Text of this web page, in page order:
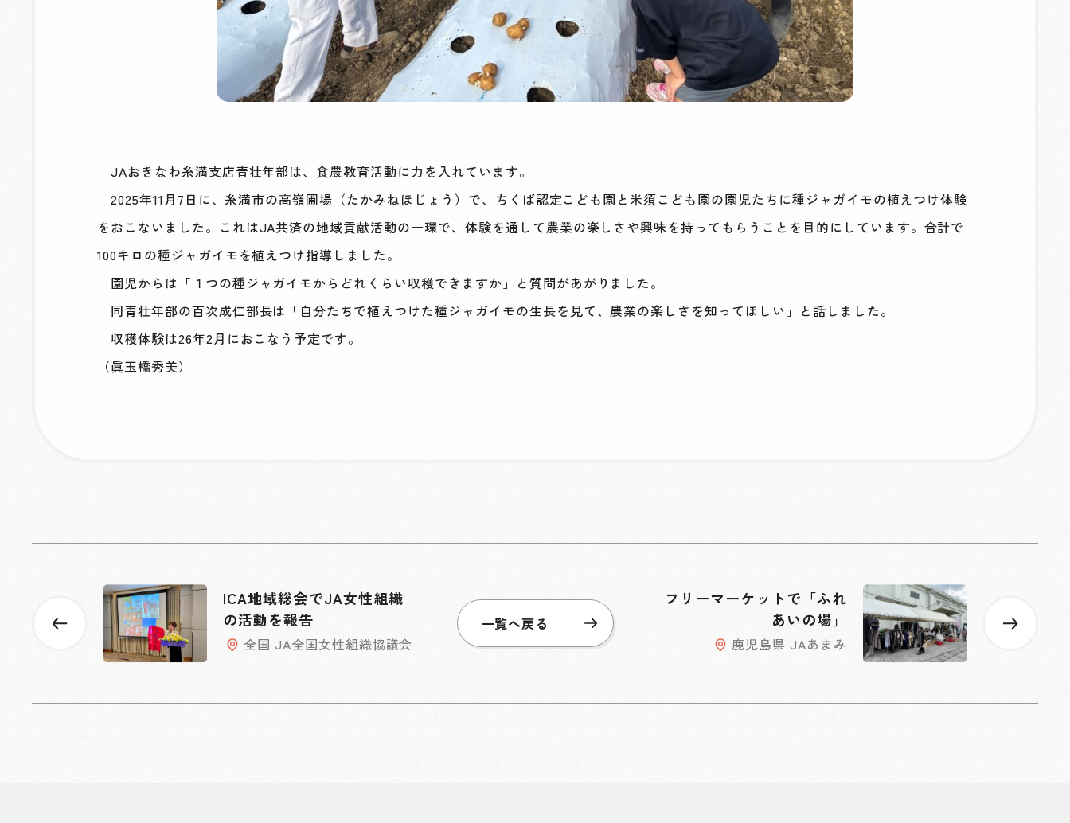
JAおきなわ糸満支店青壮年部は、食農教育活動に力を入れています。
2025年11月7日に、糸満市の高嶺圃場（たかみねほじょう）で、ちくば認定こども園と米須こども園の園児たちに種ジャガイモの植えつけ体験
をおこないました。これはJA共済の地域貢献活動の一環で、体験を通して農業の楽しさや興味を持ってもらうことを目的にしています。合計で
100キロの種ジャガイモを植えつけ指導しました。
園児からは「１つの種ジャガイモからどれくらい収穫できますか」と質問があがりました。
同青壮年部の百次成仁部長は「自分たちで植えつけた種ジャガイモの生長を見て、農業の楽しさを知ってほしい」と話しました。
収穫体験は26年2月におこなう予定です。
（眞玉橋秀美）
ICA地域総会でJA女性組織
の活動を報告
全国 JA全国女性組織協議会
フリーマーケットで「ふれ
あいの場」
鹿児島県 JAあまみ
一覧へ戻る